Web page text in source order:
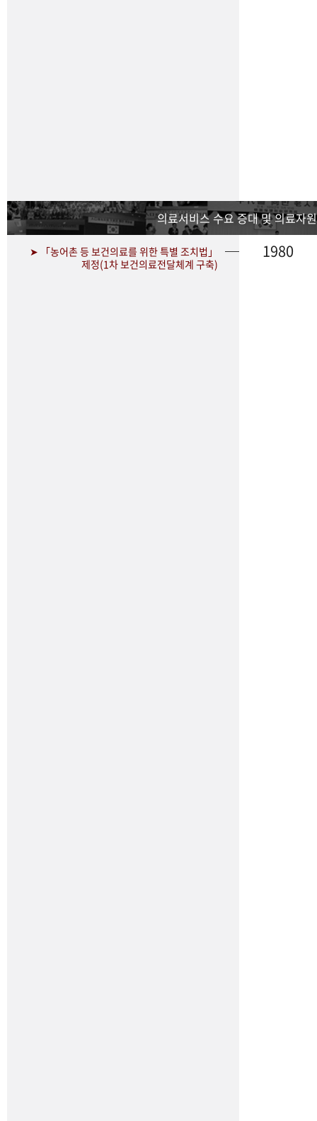
의료서비스 수요 증대 및 의료자
➤ 「농어촌 등 보건의료를 위한 특별 조치법」
제정(1차 보건의료전달체계 구축)
1980